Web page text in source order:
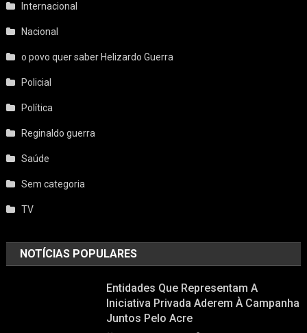
Internacional
Nacional
o povo quer saber Helizardo Guerra
Policial
Política
Reginaldo guerra
Saúde
Sem categoria
TV
NOTÍCIAS POPULARES
Entidades Que Representam A
Iniciativa Privada Aderem À Campanha
Juntos Pelo Acre